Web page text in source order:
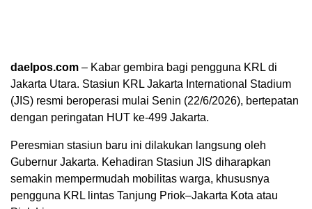
daelpos.com – Kabar gembira bagi pengguna KRL di
Jakarta Utara. Stasiun KRL Jakarta International Stadium
(JIS) resmi beroperasi mulai Senin (22/6/2026), bertepatan
dengan peringatan HUT ke-499 Jakarta.
Peresmian stasiun baru ini dilakukan langsung oleh
Gubernur Jakarta. Kehadiran Stasiun JIS diharapkan
semakin mempermudah mobilitas warga, khususnya
pengguna KRL lintas Tanjung Priok–Jakarta Kota atau